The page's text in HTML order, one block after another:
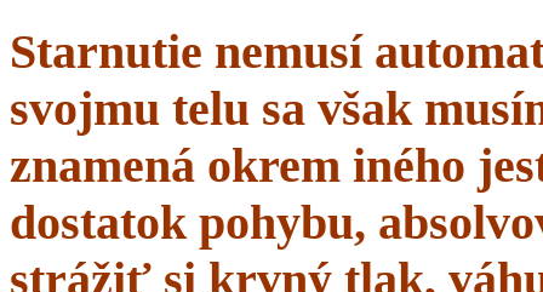
Starnutie nemusí
svojmu telu sa však
znamená okrem iného
dostatok pohybu,
strážiť si krvný tlak,